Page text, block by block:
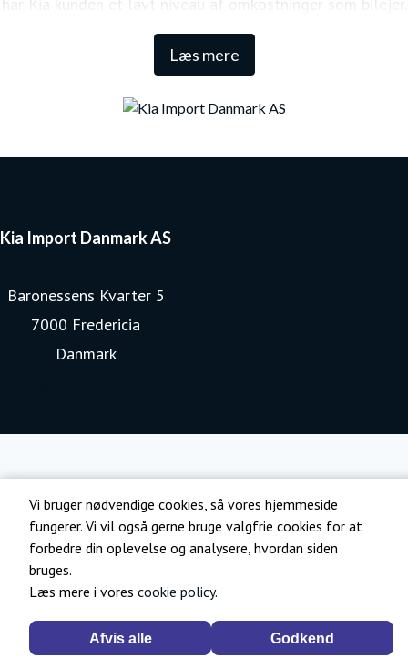
Vi bruger nødvendige cookies, så vores hjemmeside
fungerer. Vi vil også gerne bruge valgfrie cookies for at
forbedre din oplevelse og analysere, hvordan siden
bruges.
Læs mere i vores cookie policy.
Afvis alle Godkend
Læs mere
har Kia kunden et lavt niveau af omkostninger som bilejer.
Den lange garanti sikrer samtidig én af de højeste
restværdier i markedet.
Kia Import Danmark AS
Baronessens Kvarter 5
7000 Fredericia
Danmark